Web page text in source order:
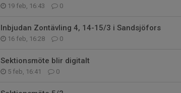
19 feb, 16:43 0
Inbjudan Zontävling 4, 14-15/3 i Sandsjöfors
16 feb, 16:28 0
Sektionsmöte blir digitalt
5 feb, 16:41 0